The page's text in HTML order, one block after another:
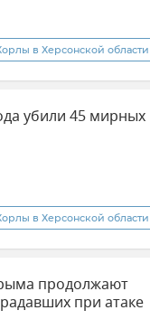
в Херсонской области
Крым
Сергей Георгиев
убили 45 мирных
в Херсонской области
Атаки ВСУ
Беспилотник (БПЛА, дрон)
продолжают
при атаке